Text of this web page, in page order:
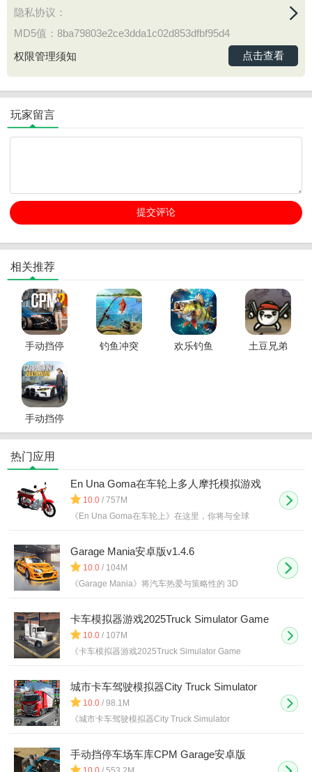
隐私协议：
MD5值：8ba79803e2ce3dda1c02d853dfbf95d4
权限管理须知
点击查看
玩家留言
相关推荐
手动挡停
车场2内置
MOD菜单
钓鱼冲突
欢乐钓鱼
土豆兄弟
手动挡停
车场内置
中文版
热门应用
En Una Goma在车轮上多人摩托模拟游戏
v000159
10.0 / 757M
《En Una Goma在车轮上》在这里，你将与全球
Garage Mania安卓版v1.4.6
10.0 / 104M
《Garage Mania》将汽车热爱与策略性的 3D
卡车模拟器游戏2025Truck Simulator Game
2025v2025.2.5
10.0 / 107M
《卡车模拟器游戏2025Truck Simulator Game
城市卡车驾驶模拟器City Truck Simulator
Game 2025v0.2
10.0 / 98.1M
《城市卡车驾驶模拟器City Truck Simulator
手动挡停车场车库CPM Garage安卓版
v0.0.24